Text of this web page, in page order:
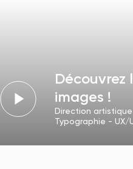
Découvrez
images !
Direction
Typographie - UX/